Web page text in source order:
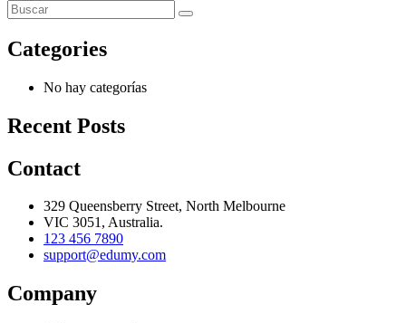
Categories
No hay categorías
Recent Posts
Contact
329 Queensberry Street, North Melbourne
VIC 3051, Australia.
123 456 7890
support@edumy.com
Company